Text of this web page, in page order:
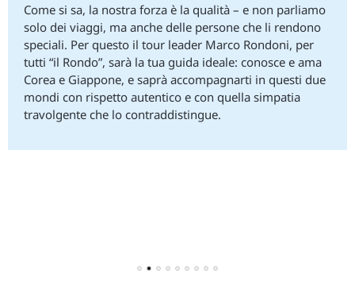
Come si sa, la nostra forza è la qualità – e non parliamo
solo dei viaggi, ma anche delle persone che li rendono
speciali. Per questo il tour leader Marco Rondoni, per
tutti “il Rondo”, sarà la tua guida ideale: conosce e ama
Corea e Giappone, e saprà accompagnarti in questi due
mondi con rispetto autentico e con quella simpatia
travolgente che lo contraddistingue.
5 6 7 8 9